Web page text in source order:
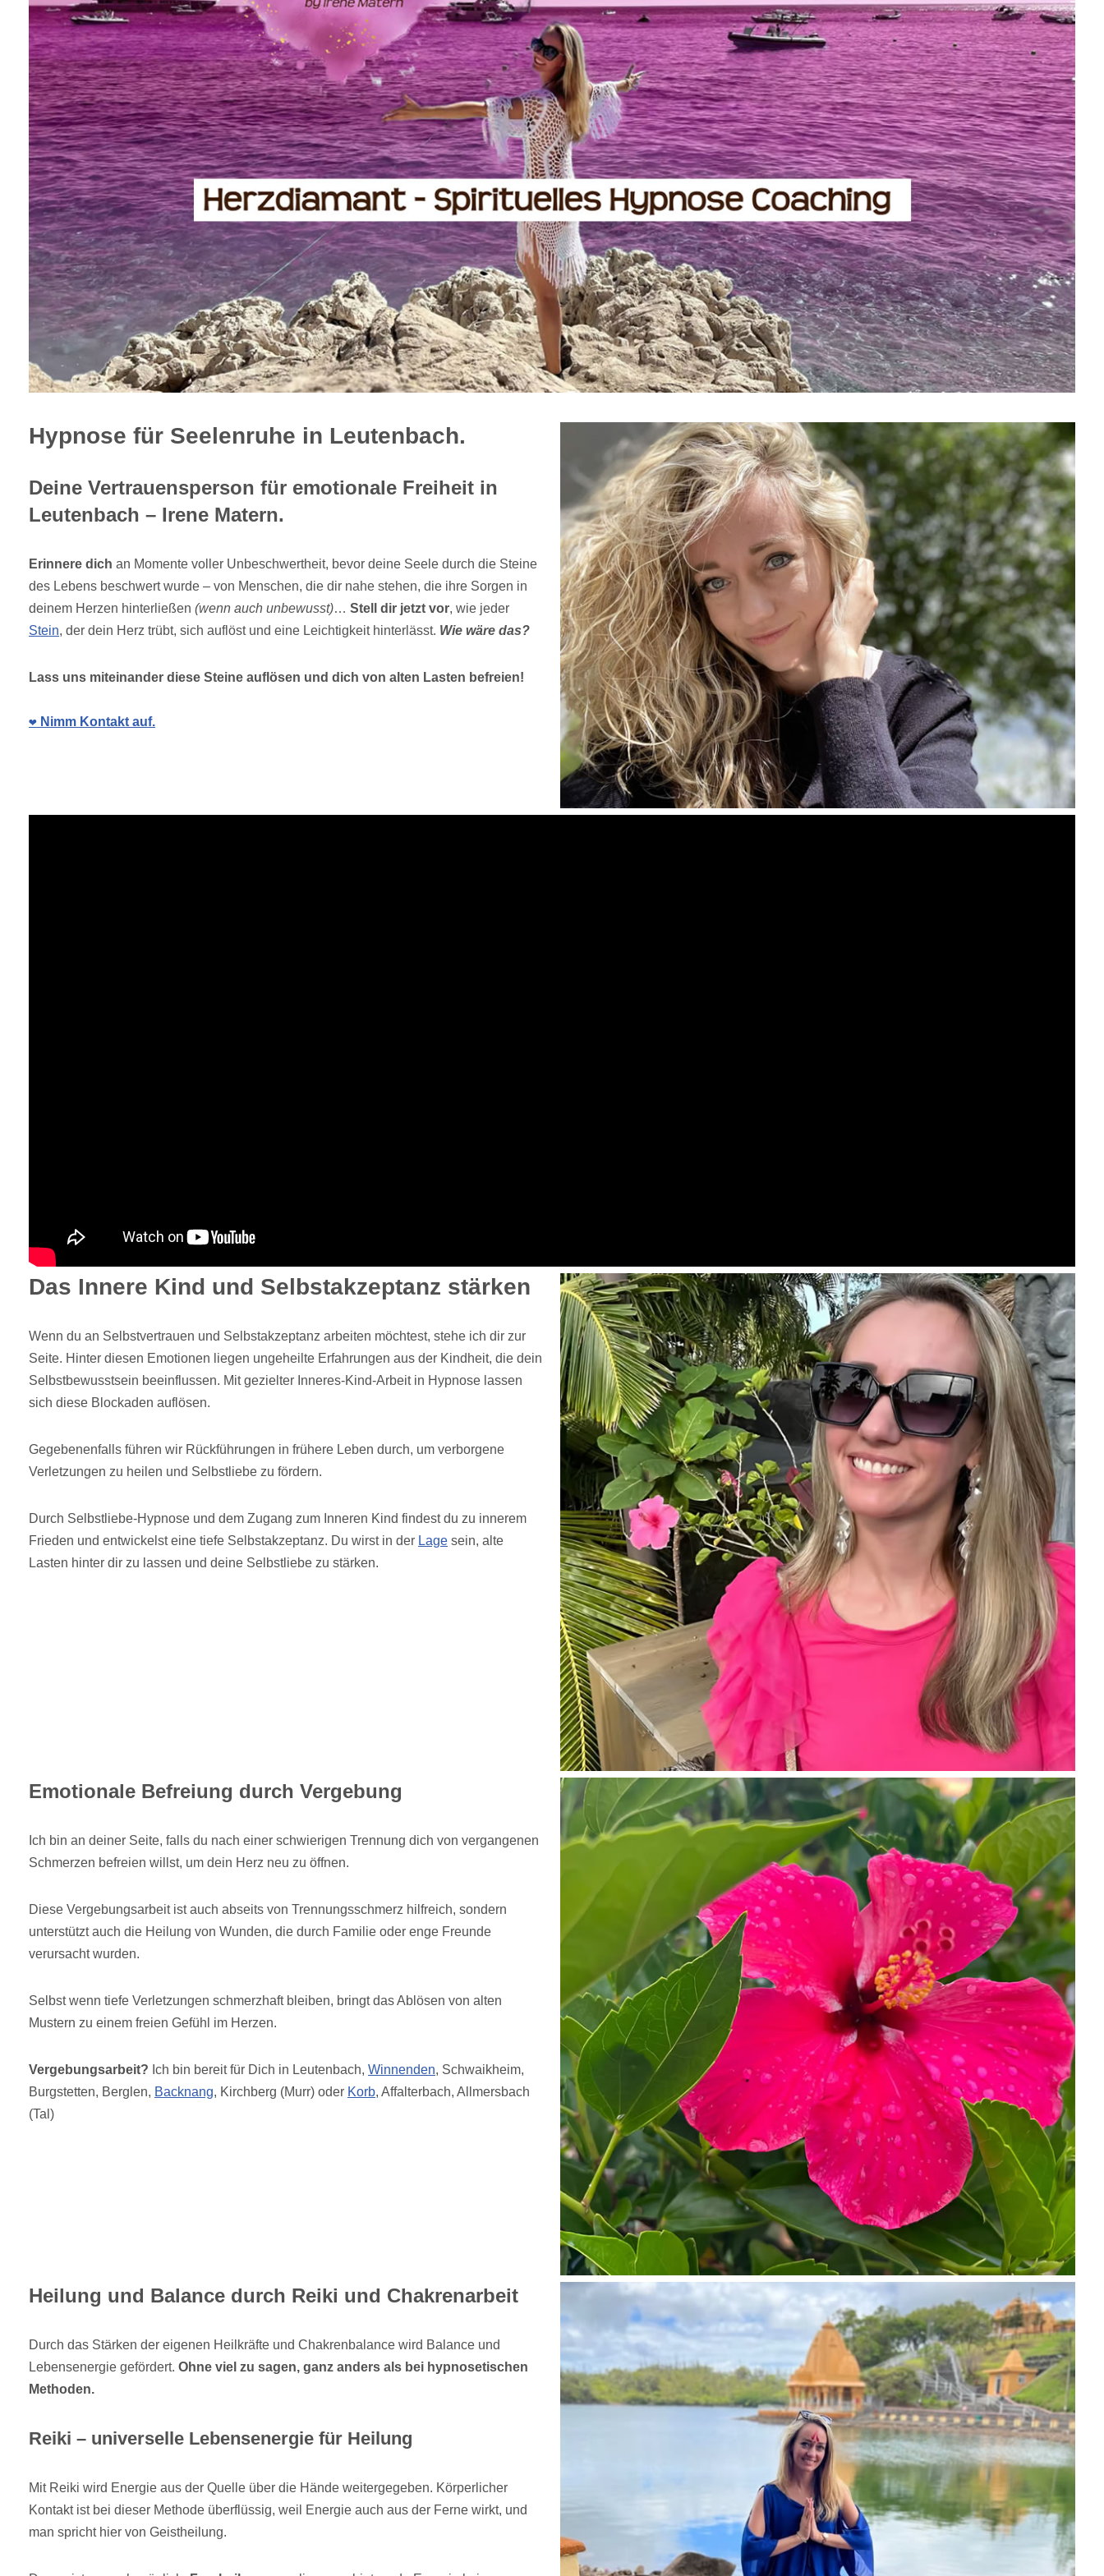
Hypnose für Seelenruhe in Leutenbach.
Deine Vertrauensperson für emotionale Freiheit in
Leutenbach – Irene Matern.
Erinnere dich an Momente voller Unbeschwertheit, bevor deine Seele durch die Steine
des Lebens beschwert wurde – von Menschen, die dir nahe stehen, die ihre Sorgen in
deinem Herzen hinterließen (wenn auch unbewusst)… Stell dir jetzt vor, wie jeder
Stein, der dein Herz trübt, sich auflöst und eine Leichtigkeit hinterlässt. Wie wäre das?
Lass uns miteinander diese Steine auflösen und dich von alten Lasten befreien!
❤️ Nimm Kontakt auf.
Das Innere Kind und Selbstakzeptanz stärken
Wenn du an Selbstvertrauen und Selbstakzeptanz arbeiten möchtest, stehe ich dir zur
Seite. Hinter diesen Emotionen liegen ungeheilte Erfahrungen aus der Kindheit, die dein
Selbstbewusstsein beeinflussen. Mit gezielter Inneres-Kind-Arbeit in Hypnose lassen
sich diese Blockaden auflösen.
Gegebenenfalls führen wir Rückführungen in frühere Leben durch, um verborgene
Verletzungen zu heilen und Selbstliebe zu fördern.
Durch Selbstliebe-Hypnose und dem Zugang zum Inneren Kind findest du zu innerem
Frieden und entwickelst eine tiefe Selbstakzeptanz. Du wirst in der Lage sein, alte
Lasten hinter dir zu lassen und deine Selbstliebe zu stärken.
Emotionale Befreiung durch Vergebung
Ich bin an deiner Seite, falls du nach einer schwierigen Trennung dich von vergangenen
Schmerzen befreien willst, um dein Herz neu zu öffnen.
Diese Vergebungsarbeit ist auch abseits von Trennungsschmerz hilfreich, sondern
unterstützt auch die Heilung von Wunden, die durch Familie oder enge Freunde
verursacht wurden.
Selbst wenn tiefe Verletzungen schmerzhaft bleiben, bringt das Ablösen von alten
Mustern zu einem freien Gefühl im Herzen.
Vergebungsarbeit? Ich bin bereit für Dich in Leutenbach, Winnenden, Schwaikheim,
Burgstetten, Berglen, Backnang, Kirchberg (Murr) oder Korb, Affalterbach, Allmersbach
(Tal)
Heilung und Balance durch Reiki und Chakrenarbeit
Durch das Stärken der eigenen Heilkräfte und Chakrenbalance wird Balance und
Lebensenergie gefördert. Ohne viel zu sagen, ganz anders als bei hypnosetischen
Methoden.
Reiki – universelle Lebensenergie für Heilung
Mit Reiki wird Energie aus der Quelle über die Hände weitergegeben. Körperlicher
Kontakt ist bei dieser Methode überflüssig, weil Energie auch aus der Ferne wirkt, und
man spricht hier von Geistheilung.